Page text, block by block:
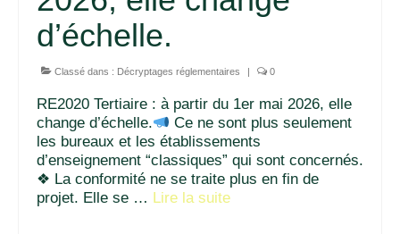
d’échelle.
Classé dans : Décryptages réglementaires | 0
RE2020 Tertiaire : à partir du 1er mai 2026, elle
change d’échelle.
Ce ne sont plus seulement
les bureaux et les établissements
d’enseignement “classiques” qui sont concernés.
❖ La conformité ne se traite plus en fin de
projet. Elle se … Lire la suite­­